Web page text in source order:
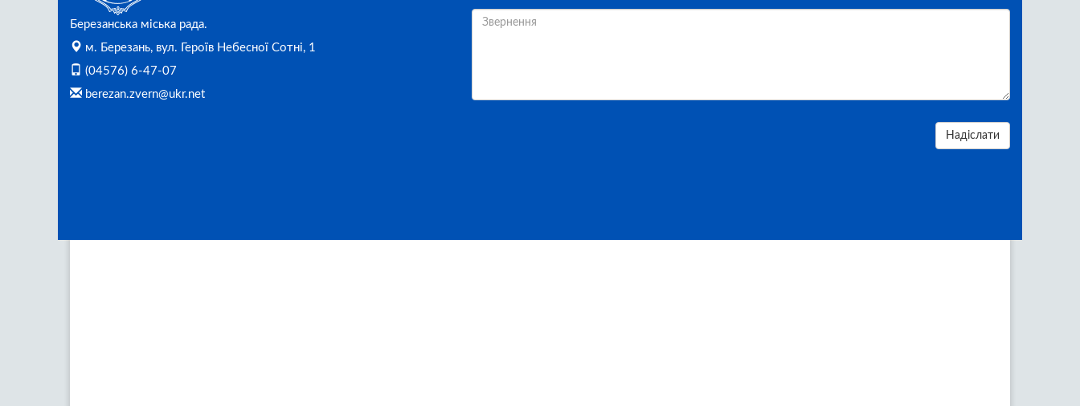
Березанська міська рада.
м. Березань, вул. Героїв Небесної Сотні, 1
(04576) 6-47-07
berezan.zvern@ukr.net
Надіслати